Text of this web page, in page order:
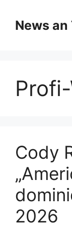
Inhalt
springen
News an
Cody
2026